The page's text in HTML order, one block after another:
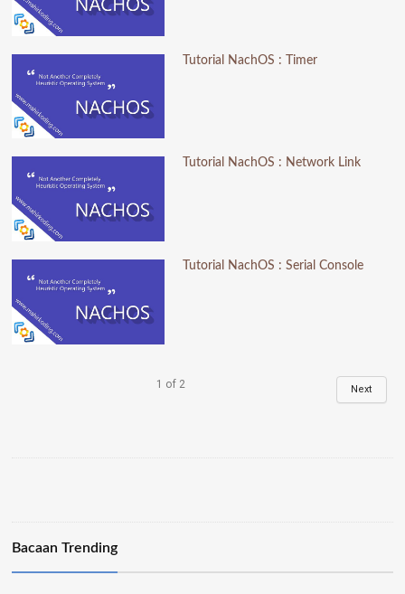
Tutorial NachOS : Timer
Tutorial NachOS : Network Link
Tutorial NachOS : Serial Console
1 of 2 Next
Bacaan Trending